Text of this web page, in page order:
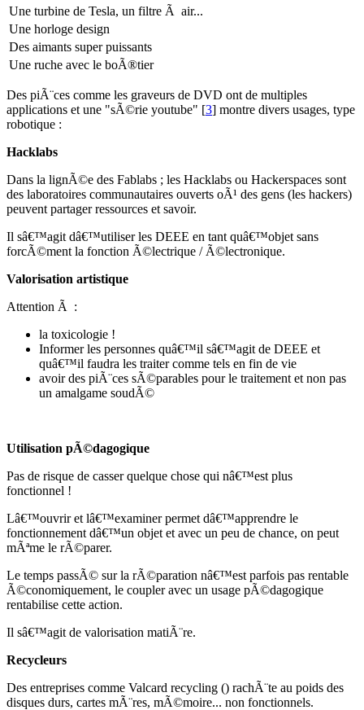
Une turbine de Tesla, un filtre Ã air...
Une horloge design
Des aimants super puissants
Une ruche avec le boÃ®tier
Des piÃ¨ces comme les graveurs de DVD ont de multiples
applications et une "sÃ©rie youtube" [3] montre divers usages, type
robotique :
Hacklabs
Dans la lignÃ©e des Fablabs ; les Hacklabs ou Hackerspaces sont
des laboratoires communautaires ouverts oÃ¹ des gens (les hackers)
peuvent partager ressources et savoir.
Il sâ€™agit dâ€™utiliser les DEEE en tant quâ€™objet sans
forcÃ©ment la fonction Ã©lectrique / Ã©lectronique.
Valorisation artistique
Attention Ã :
la toxicologie !
Informer les personnes quâ€™il sâ€™agit de DEEE et
quâ€™il faudra les traiter comme tels en fin de vie
avoir des piÃ¨ces sÃ©parables pour le traitement et non pas
un amalgame soudÃ©
Utilisation pÃ©dagogique
Pas de risque de casser quelque chose qui nâ€™est plus
fonctionnel !
Lâ€™ouvrir et lâ€™examiner permet dâ€™apprendre le
fonctionnement dâ€™un objet et avec un peu de chance, on peut
mÃªme le rÃ©parer.
Le temps passÃ© sur la rÃ©paration nâ€™est parfois pas rentable
Ã©conomiquement, le coupler avec un usage pÃ©dagogique
rentabilise cette action.
Il sâ€™agit de valorisation matiÃ¨re.
Recycleurs
Des entreprises comme Valcard recycling () rachÃ¨te au poids des
disques durs, cartes mÃ¨res, mÃ©moire... non fonctionnels.